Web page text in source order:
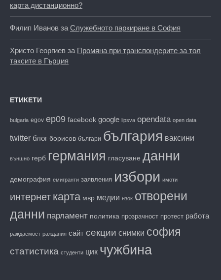
карта дистанционно?
Филип Иванов за Служебното паркиране в София
Христо Георгиев за Промяна при транспондерите за тол
таксите в Гърция
ЕТИКЕТИ
bulgaria egov ep09 facebook google lipsva opendata open data
twitter блог борисов българи българия ваксини
външно герб германия гласуване данни
демография емигранти заявления избори имоти
интернет карта мвр медии нзок отворени
данни парламент политика прозрачност протест работа
раждаемост раждания сайт секции снимки софия
статистика студенти цик чужбина